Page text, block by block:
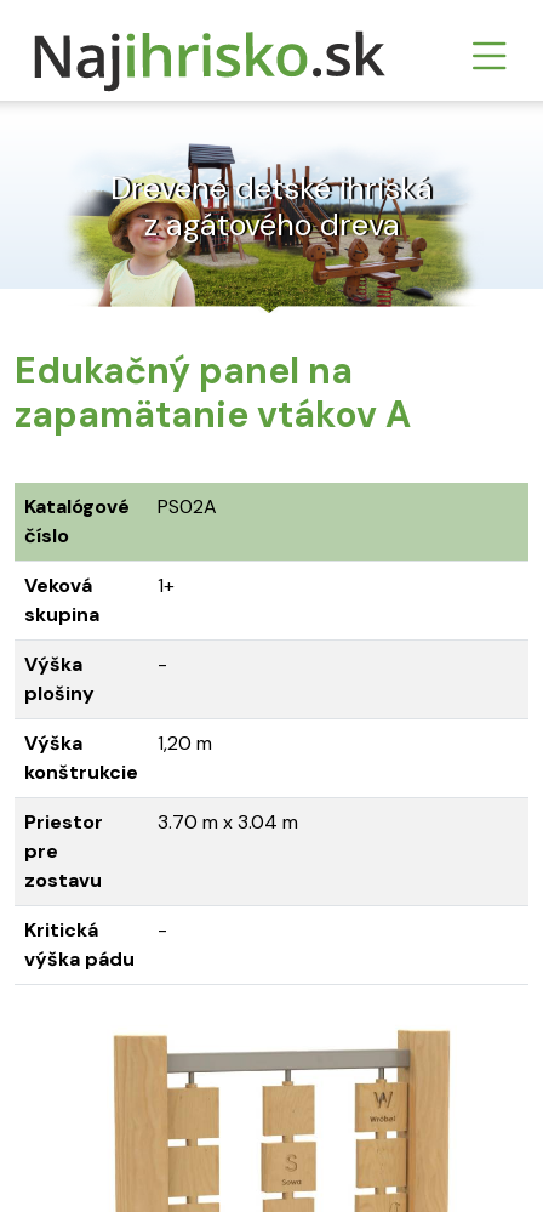
Drevené detské ihriská
z agátového dreva
Edukačný panel na
zapamätanie vtákov A
Katalógové
číslo
PS02A
Veková
skupina
1+
Výška
plošiny
-
Výška
konštrukcie
1,20 m
Priestor
pre
zostavu
3.70 m x 3.04 m
Kritická
výška pádu
-